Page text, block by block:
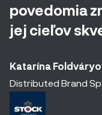
povedomia
jej cieľov
Katarína
Distributed Brand